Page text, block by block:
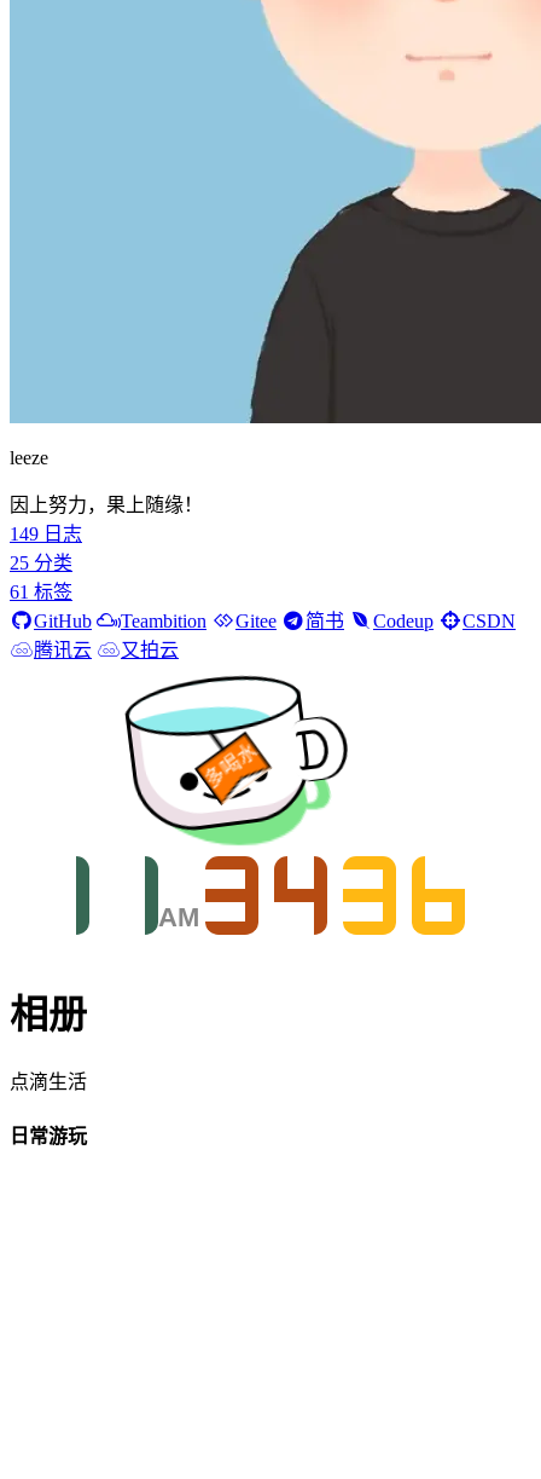
leeze
因上努力，果上随缘！
149 日志
25 分类
61 标签
GitHub
Teambition Gitee 简书 Codeup
CSDN
腾讯云
又拍云
多喝水
相册
点滴生活
日常游玩